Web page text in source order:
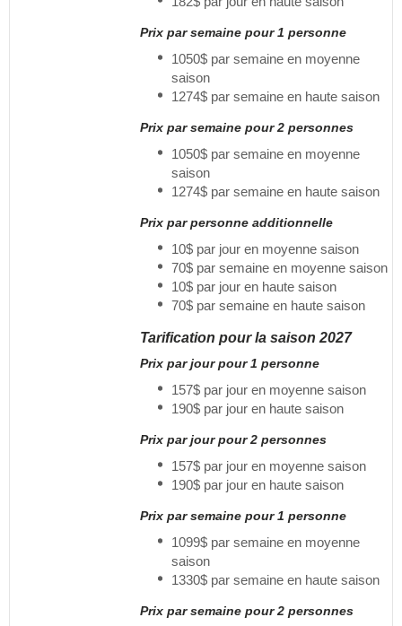
Prix par semaine pour 1 personne
1050$ par semaine en moyenne
saison
1274$ par semaine en haute saison
Prix par semaine pour 2 personnes
1050$ par semaine en moyenne
saison
1274$ par semaine en haute saison
Prix par personne additionnelle
10$ par jour en moyenne saison
70$ par semaine en moyenne saison
10$ par jour en haute saison
70$ par semaine en haute saison
Tarification pour la saison 2027
Prix par jour pour 1 personne
157$ par jour en moyenne saison
190$ par jour en haute saison
Prix par jour pour 2 personnes
157$ par jour en moyenne saison
190$ par jour en haute saison
Prix par semaine pour 1 personne
1099$ par semaine en moyenne
saison
1330$ par semaine en haute saison
Prix par semaine pour 2 personnes